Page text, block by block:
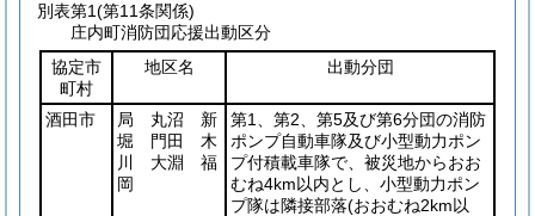
別表第1(第11条関係)
庄内町消防団応援出動区分
協定市
町村
地区名 出動分団
酒田市
局 丸沼 新
堀 門田 木
川 大淵 福
岡
第1、第2、第5及び第6分団の消防
ポンプ自動車隊及び小型動力ポン
プ付積載車隊で、被災地からおお
むね4km以内とし、小型動力ポン
プ隊は隣接部落(おおむね2km以